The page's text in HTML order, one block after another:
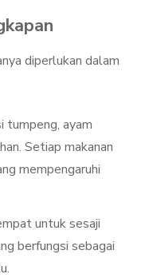
diperlukan dalam
tumpeng, ayam
Setiap makanan
mempengaruhi
untuk sesaji
berfungsi sebagai